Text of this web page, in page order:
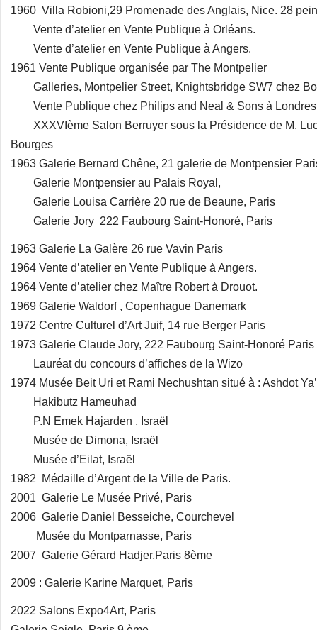
1960 Villa Robioni,29 Promenade des Anglais, Nice. 28
Vente d’atelier en Vente Publique à Orléans.
Vente d’atelier en Vente Publique à Angers.
1961 Vente Publique organisée par The Montpelier
Galleries, Montpelier Street, Knightsbridge SW7 chez
Vente Publique chez Philips and Neal & Sons à Londres
XXXVIème Salon Berruyer sous la Présidence de M.
Bourges
1963 Galerie Bernard Chêne, 21 galerie de Montpensier
Galerie Montpensier au Palais Royal,
Galerie Louisa Carrière 20 rue de Beaune, Paris
Galerie Jory 222 Faubourg Saint-Honoré, Paris
1963 Galerie La Galère 26 rue Vavin Paris
1964 Vente d’atelier en Vente Publique à Angers.
1964 Vente d’atelier chez Maître Robert à Drouot.
1969 Galerie Waldorf , Copenhague Danemark
1972 Centre Culturel d’Art Juif, 14 rue Berger Paris
1973 Galerie Claude Jory, 222 Faubourg Saint-Honoré Paris
Lauréat du concours d’affiches de la Wizo
1974 Musée Beit Uri et Rami Nechushtan situé à : Ashdot
Hakibutz Hameuhad
P.N Emek Hajarden , Israël
Musée de Dimona, Israël
Musée d’Eilat, Israël
1982 Médaille d’Argent de la Ville de Paris.
2001 Galerie Le Musée Privé, Paris
2006 Galerie Daniel Besseiche, Courchevel
Musée du Montparnasse, Paris
2007 Galerie Gérard Hadjer,Paris 8ème
2009 : Galerie Karine Marquet, Paris
2022 Salons Expo4Art, Paris